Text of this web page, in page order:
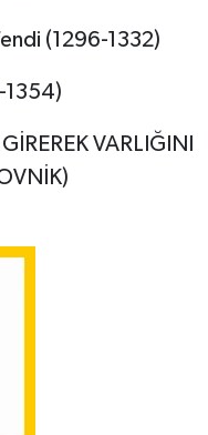
(1296-1332)
1354)
VARLIĞINI